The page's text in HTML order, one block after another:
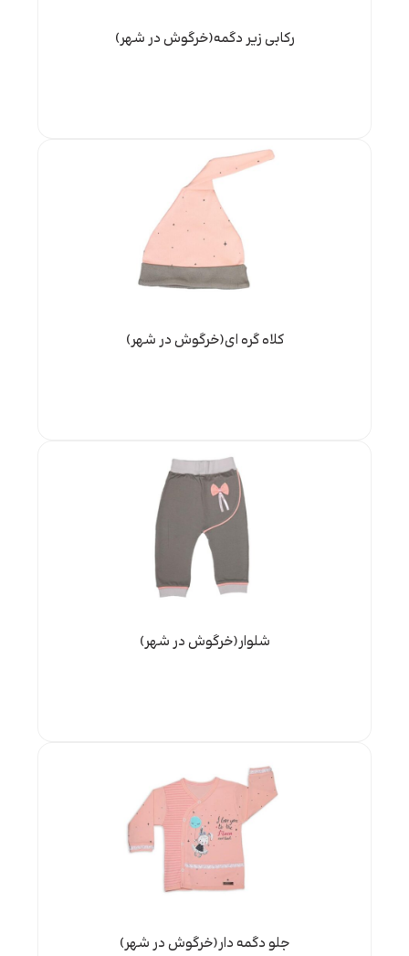
رکابی زیر دگمه(خرگوش در شهر)
کلاه گره ای(خرگوش در شهر)
شلوار(خرگوش در شهر)
جلو دگمه دار(خرگوش در شهر)